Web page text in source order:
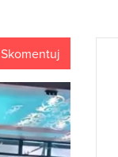
Skomentuj